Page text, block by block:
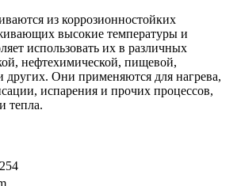
из коррозионностойких
высокие температуры и
использовать их в различных
нефтехимической, пищевой,
других. Они применяются для нагрева,
испарения и прочих процессов,
тепла.